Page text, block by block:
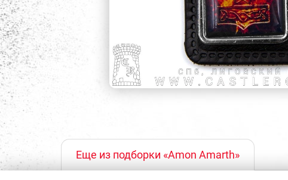
Еще из подборки «Amon Amarth»